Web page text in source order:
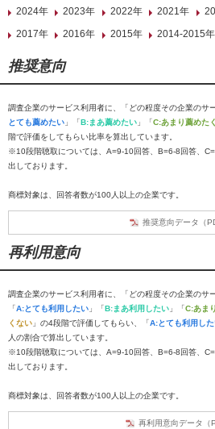
2024年
2023年 2022年 2021年
2017年
2016年 2015年 2014-2015年
推奨意向
調査企業のサービス利用者に、「どの程度その企業のサ
とても薦めたい 」「B:まあ薦めたい 」「C:あまり薦めた
階で評価をしてもらい比率を算出しています。
※10段階聴取については、A=9-10回答、B=6-8回答、
出しております。
商標対象は、回答者数が100人以上の企業です。
推奨意向データ（
再利用意向
調査企業のサービス利用者に、「どの程度その企業のサ
「A:とても利用したい 」「B:まあ利用したい 」「C:あま
くない 」の4段階で評価してもらい、「A:とても利用し
人の割合で算出しています。
※10段階聴取については、A=9-10回答、B=6-8回答、
出しております。
商標対象は、回答者数が100人以上の企業です。
再利用意向データ（